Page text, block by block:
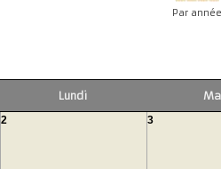
Par année
Lundi
2 3